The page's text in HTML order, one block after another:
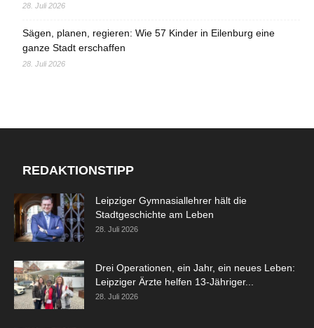
28. Juli 2026
Sägen, planen, regieren: Wie 57 Kinder in Eilenburg eine
ganze Stadt erschaffen
28. Juli 2026
REDAKTIONSTIPP
Leipziger Gymnasiallehrer hält die
Stadtgeschichte am Leben
28. Juli 2026
Drei Operationen, ein Jahr, ein neues Leben:
Leipziger Ärzte helfen 13-Jähriger...
28. Juli 2026